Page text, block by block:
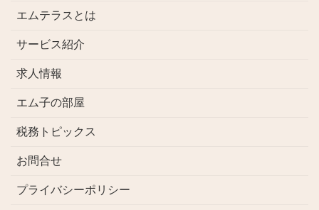
エムテラスとは
サービス紹介
求人情報
エム子の部屋
税務トピックス
お問合せ
プライバシーポリシー